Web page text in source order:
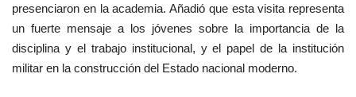
presenciaron en la academia. Añadió que esta visita representa
un fuerte mensaje a los jóvenes sobre la importancia de la
disciplina y el trabajo institucional, y el papel de la institución
militar en la construcción del Estado nacional moderno.